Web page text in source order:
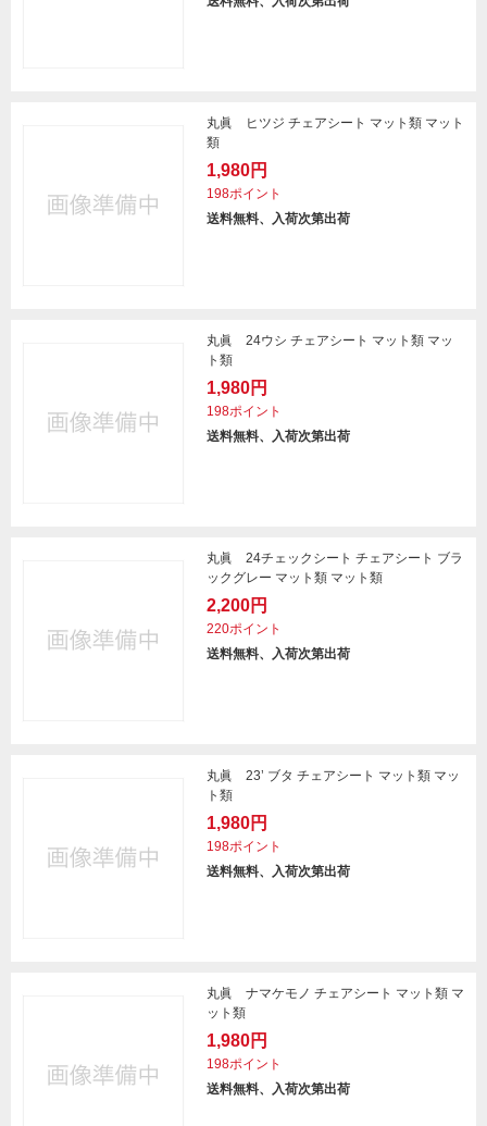
丸眞 ヒツジ チェアシート マット類 マット
類
1,980円
198ポイント
送料無料、入荷次第出荷
丸眞 24ウシ チェアシート マット類 マッ
ト類
1,980円
198ポイント
送料無料、入荷次第出荷
丸眞 24チェックシート チェアシート ブラ
ックグレー マット類 マット類
2,200円
220ポイント
送料無料、入荷次第出荷
丸眞 23’ ブタ チェアシート マット類 マッ
ト類
1,980円
198ポイント
送料無料、入荷次第出荷
丸眞 ナマケモノ チェアシート マット類 マ
ット類
1,980円
198ポイント
送料無料、入荷次第出荷